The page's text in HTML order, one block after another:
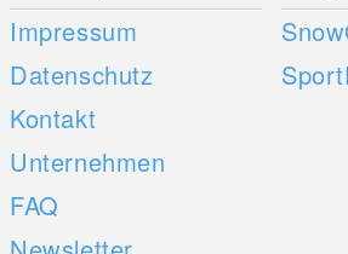
Impressum
Datenschutz
Kontakt
Unternehmen
FAQ